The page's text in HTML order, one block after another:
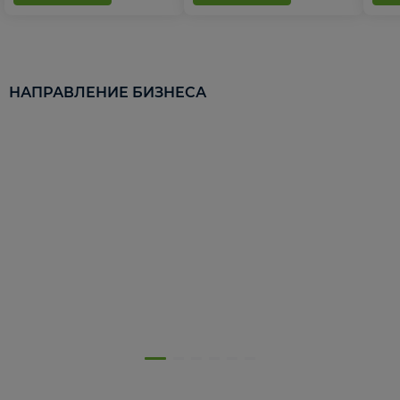
НАПРАВЛЕНИЕ БИЗНЕСА